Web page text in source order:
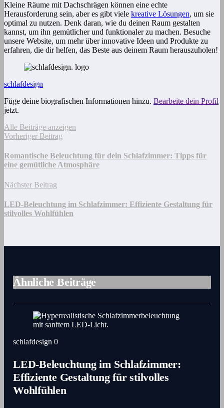
Kleine Räume mit Dachschrägen können eine echte
Herausforderung sein, aber es gibt viele kreative Lösungen, um sie
optimal zu nutzen. Denk daran, wie du deinen Raum gestalten
kannst, um ihn gemütlicher und funktionaler zu machen. Besuche
unsere Website, um mehr über innovative Ideen und Produkte zu
erfahren, die dir helfen, das Beste aus deinem Raum herauszuholen!
schlafdesign
Füge deine biografischen Informationen hinzu. Bearbeite dein Profil
jetzt.
Alle Beiträge anzeigen
Vorheriger Beitrag
Romantische Beleuchtung für dein Schlafzimmer: Tipps für
eine gemütliche Atmosphäre
Nächster Beitrag
LED-Beleuchtung im Schlafzimmer: Effiziente Gestaltung für
stilvolles Wohlfühlen
Ähnliche Beiträge
schlafdesign 0
LED-Beleuchtung im Schlafzimmer:
Effiziente Gestaltung für stilvolles
Wohlfühlen